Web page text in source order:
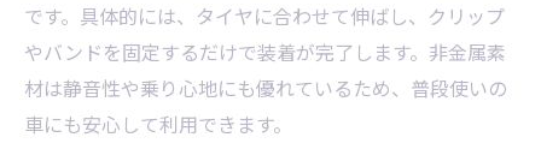
です。具体的には、タイヤに合わせて伸ばし、クリップ
やバンドを固定するだけで装着が完了します。非金属素
材は静音性や乗り心地にも優れているため、普段使いの
車にも安心して利用できます。